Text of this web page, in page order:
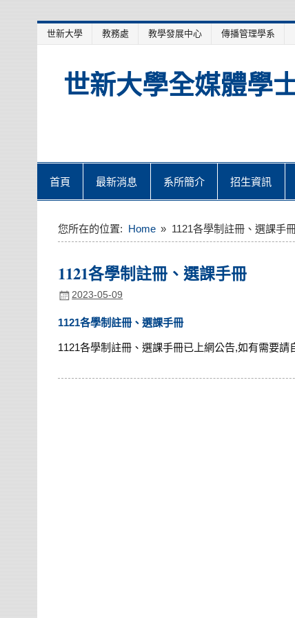
世新大學 教務處 教學發展中心 傳播管理學系
世新大學全媒體學
首頁 最新消息 系所簡介 招生資訊
您所在的位置: Home 1121各學制註冊、選課手
1121各學制註冊、選課手冊
2023-05-09
1121各學制註冊、選課手冊
1121各學制註冊、選課手冊已上網公告,如有需要